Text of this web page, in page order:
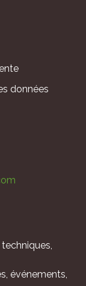
données
événements,